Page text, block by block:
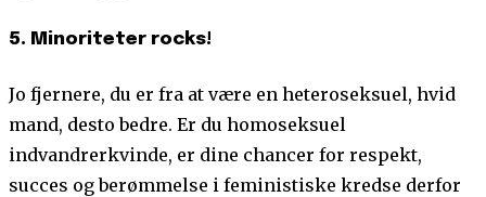
5. Minoriteter rocks!
Jo fjernere, du er fra at være en heteroseksuel, hvid
mand, desto bedre. Er du homoseksuel
indvandrerkvinde, er dine chancer for respekt,
succes og berømmelse i feministiske kredse derfor